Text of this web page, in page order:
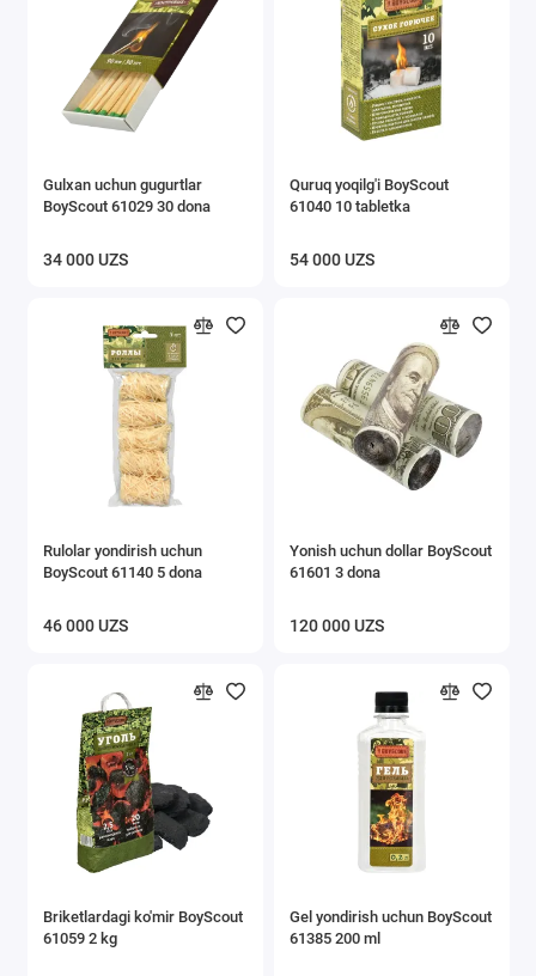
Gulxan uchun gugurtlar
BoyScout 61029 30 dona
34 000 UZS
Quruq yoqilg'i BoyScout
61040 10 tabletka
54 000 UZS
Rulolar yondirish uchun
BoyScout 61140 5 dona
46 000 UZS
Yonish uchun dollar BoyScout
61601 3 dona
120 000 UZS
Briketlardagi ko'mir BoyScout
61059 2 kg
Gel yondirish uchun BoyScout
61385 200 ml